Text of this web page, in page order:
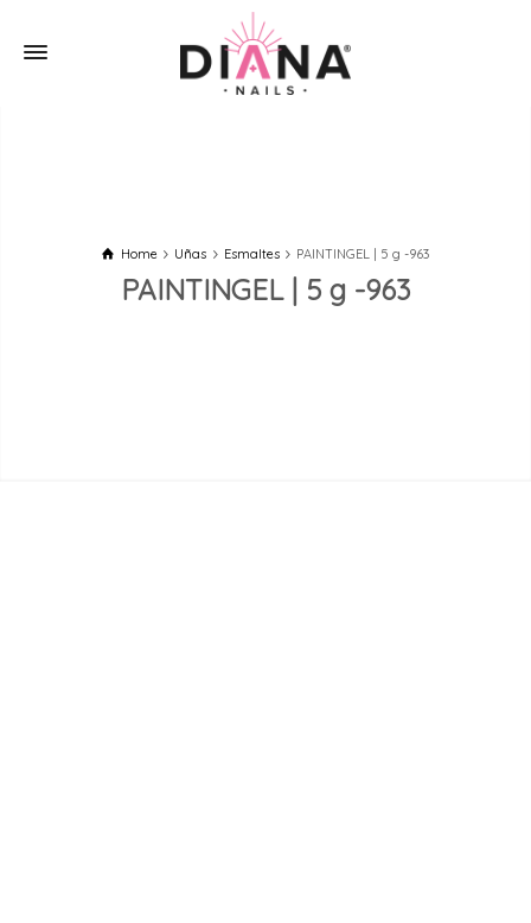
Home Uñas Esmaltes PAINTINGEL | 5 g -963
PAINTINGEL | 5 g -963